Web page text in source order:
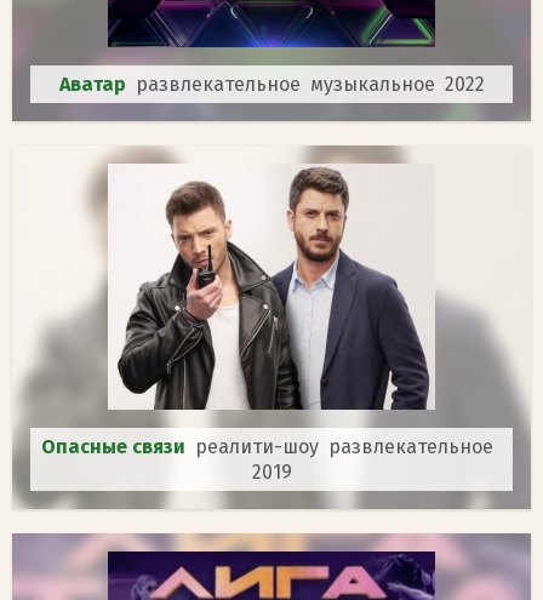
Аватар развлекательное музыкальное 2022
Опасные связи реалити-шоу развлекательное
2019